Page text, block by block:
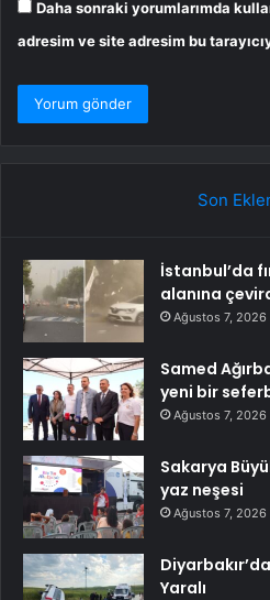
Daha sonraki yorumlarımda
adresim ve site adresim bu
Son
İstanbul’da
alanına
Ağustos 7, 2026
Samed
yeni bir
Ağustos 7, 2026
Sakarya
yaz neşesi
Ağustos 7, 2026
Yaralı